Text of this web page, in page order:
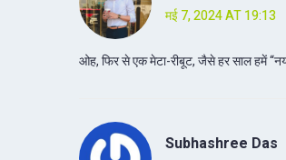
मई 7, 2024 AT 19:13
ओह, फिर से एक मेटा-रीबूट, जैसे हर साल हमें
Subhashree Das